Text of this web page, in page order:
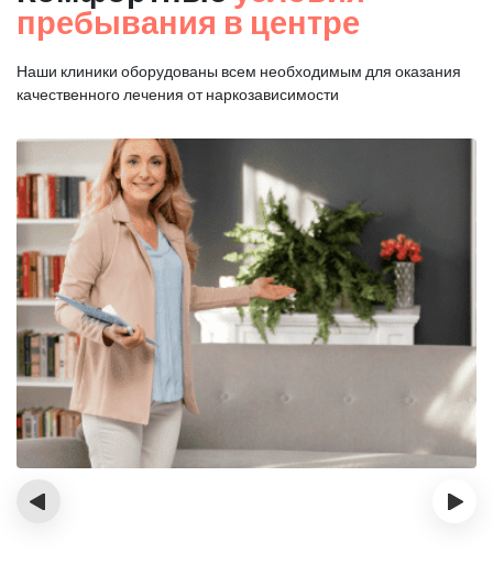
пребывания в центре
Наши клиники оборудованы всем необходимым для оказания
качественного лечения от наркозависимости
‹ ›